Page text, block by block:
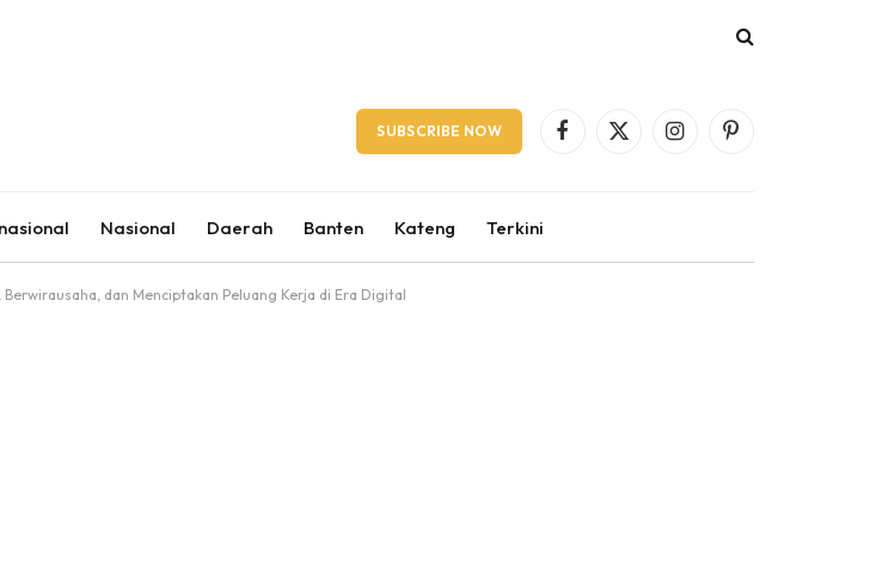
SUBSCRIBE NOW Facebook
X
InstagramPinterest
Nasional Daerah Banten Kateng Terkini
dan Menciptakan Peluang Kerja di Era Digital